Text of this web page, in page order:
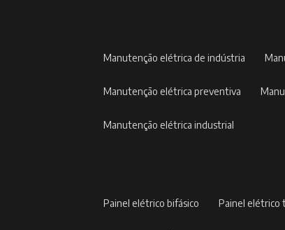
manutenção elétrica de indústria
manutenção elétrica preventiva
manutenção elétrica industrial
painel elétrico bifásico painel elétrico